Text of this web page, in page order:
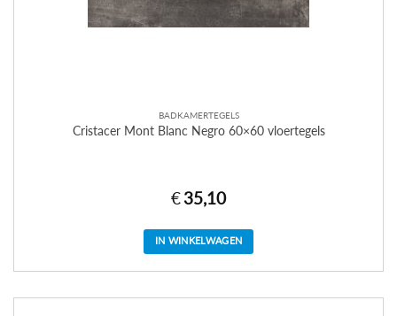
BADKAMERTEGELS
Cristacer Mont Blanc Negro 60×60 vloertegels
€35,10
IN WINKELWAGEN